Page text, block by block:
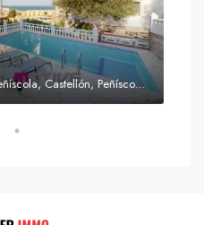
C. Guatemala, 6, 12598 Peñíscola, Castellón, Peñíscola, Communauté valencienne